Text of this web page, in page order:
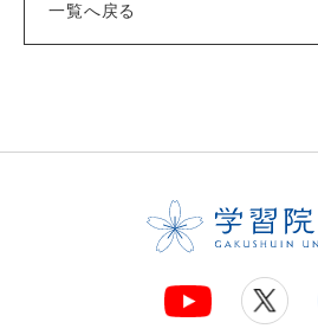
一覧へ戻る